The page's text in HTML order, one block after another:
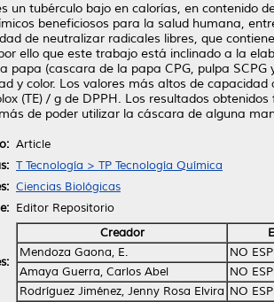
un tubérculo bajo en calorías, en contenido
beneficiosos para la salud humana,
de neutralizar radicales libres, que
ello que este trabajo está inclinado a la
papa (cascara de la papa CPG, pulpa
y color. Los valores más altos de
(TE) / g de DPPH. Los resultados
de poder utilizar la cáscara de alguna
Article
T Tecnología > TP Tecnología Química
Ciencias Biológicas
Editor Repositorio
Creador
Mendoza Gaona, E.
NO
Amaya Guerra, Carlos Abel
NO
Rodríguez Jiménez, Jenny Rosa Elvira NO